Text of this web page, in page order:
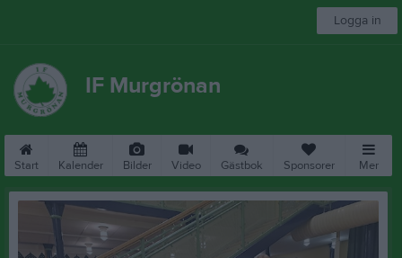
Logga in
IF Murgrönan
Start Kalender Bilder Video Gästbok Sponsorer Mer